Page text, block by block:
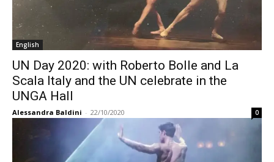
English
UN Day 2020: with Roberto Bolle and La
Scala Italy and the UN celebrate in the
UNGA Hall
Alessandra Baldini - 22/10/2020 0